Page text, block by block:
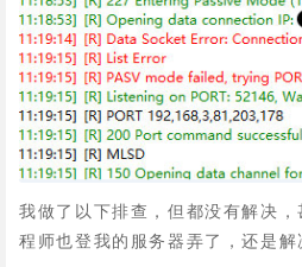
我做了以下排查，但都没有解决
程师也登我的服务器弄了，还是解